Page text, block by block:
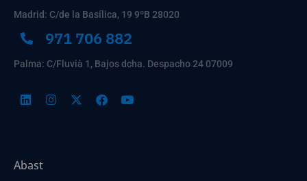
Madrid: C/de la Basílica, 19 9ºB 28020
971 706 882
Palma: C/Fluvià 1, Bajos dcha. Despacho 24 07009
Abast